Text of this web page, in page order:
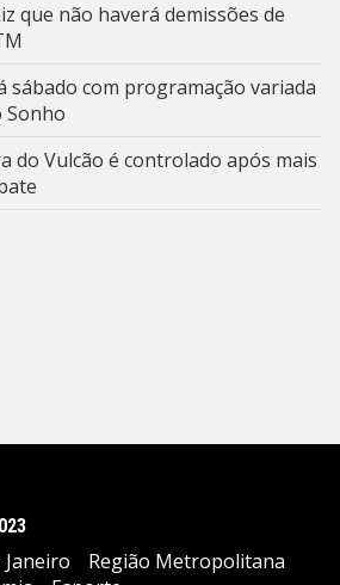
que não haverá demissões de
sábado com programação variada
Sonho
do Vulcão é controlado após mais
Janeiro
Região Metropolitana